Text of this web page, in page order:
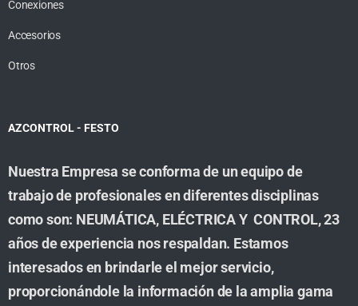
Conexiones
Accesorios
Otros
AZCONTROL - FESTO
Nuestra Empresa se conforma de un equipo de
trabajo de profesionales en diferentes disciplinas
como son: NEUMÁTICA, ELÉCTRICA Y CONTROL, 23
años de experiencia nos respaldan. Estamos
interesados en brindarle el mejor servicio,
proporcionándole la información de la amplia gama